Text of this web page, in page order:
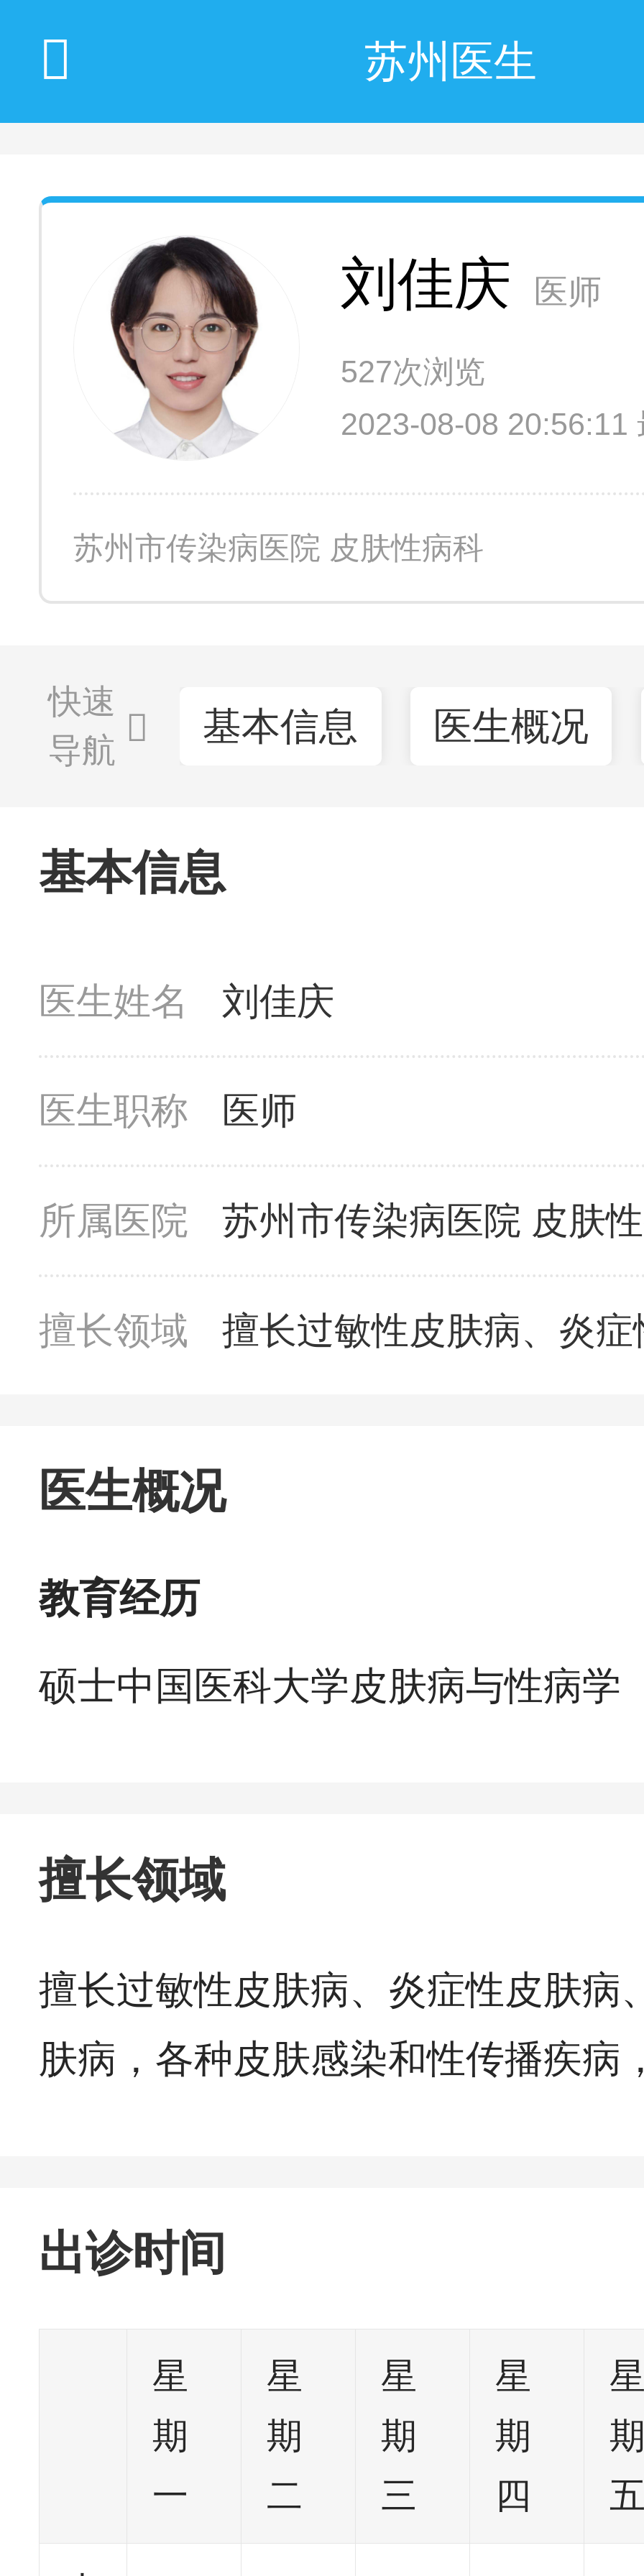
苏州医生
刘佳庆 医师
527次浏览
2023-08-08 20:56:11
苏州市传染病医院 皮肤性病科
快速
导航
基本信息 医生概况
基本信息
医生姓名 刘佳庆
医生职称 医师
所属医院 苏州市传染病医院 皮肤
擅长领域
擅长过敏性皮肤病、炎
医生概况
教育经历
硕士中国医科大学皮肤病与性病学
擅长领域
擅长过敏性皮肤病、炎症性皮肤病
肤病，各种皮肤感染和性传播疾病
出诊时间
星
期
一
星
期
二
星
期
三
星
期
四